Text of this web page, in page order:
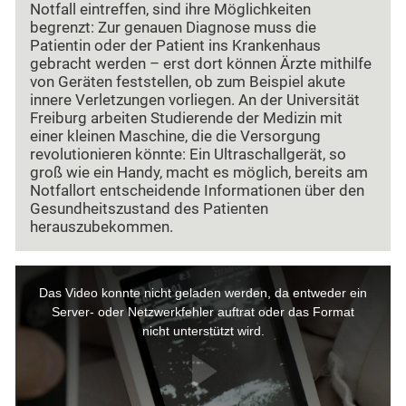
Notfall eintreffen, sind ihre Möglichkeiten
begrenzt: Zur genauen Diagnose muss die
Patientin oder der Patient ins Krankenhaus
gebracht werden – erst dort können Ärzte mithilfe
von Geräten feststellen, ob zum Beispiel akute
innere Verletzungen vorliegen. An der Universität
Freiburg arbeiten Studierende der Medizin mit
einer kleinen Maschine, die die Versorgung
revolutionieren könnte: Ein Ultraschallgerät, so
groß wie ein Handy, macht es möglich, bereits am
Notfallort entscheidende Informationen über den
Gesundheitszustand des Patienten
herauszubekommen.